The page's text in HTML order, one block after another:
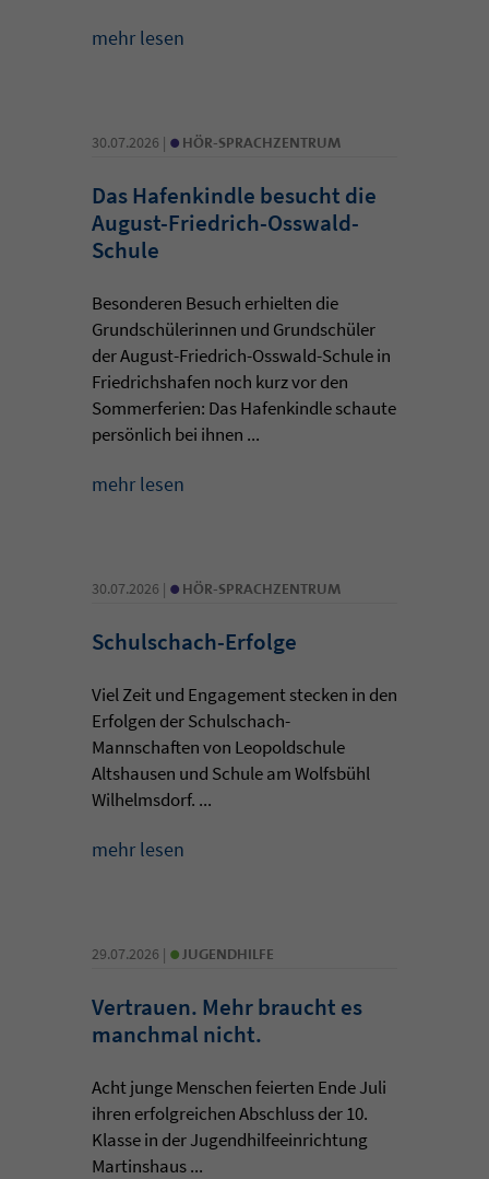
mehr lesen
30.07.2026 | • HÖR-SPRACHZENTRUM
Das Hafenkindle besucht die
August-Friedrich-Osswald-
Schule
Besonderen Besuch erhielten die
Grundschülerinnen und Grundschüler
der August-Friedrich-Osswald-Schule in
Friedrichshafen noch kurz vor den
Sommerferien: Das Hafenkindle schaute
persönlich bei ihnen ...
mehr lesen
30.07.2026 | • HÖR-SPRACHZENTRUM
Schulschach-Erfolge
Viel Zeit und Engagement stecken in den
Erfolgen der Schulschach-
Mannschaften von Leopoldschule
Altshausen und Schule am Wolfsbühl
Wilhelmsdorf. ...
mehr lesen
29.07.2026 | • JUGENDHILFE
Vertrauen. Mehr braucht es
manchmal nicht.
Acht junge Menschen feierten Ende Juli
ihren erfolgreichen Abschluss der 10.
Klasse in der Jugendhilfeeinrichtung
Martinshaus ...